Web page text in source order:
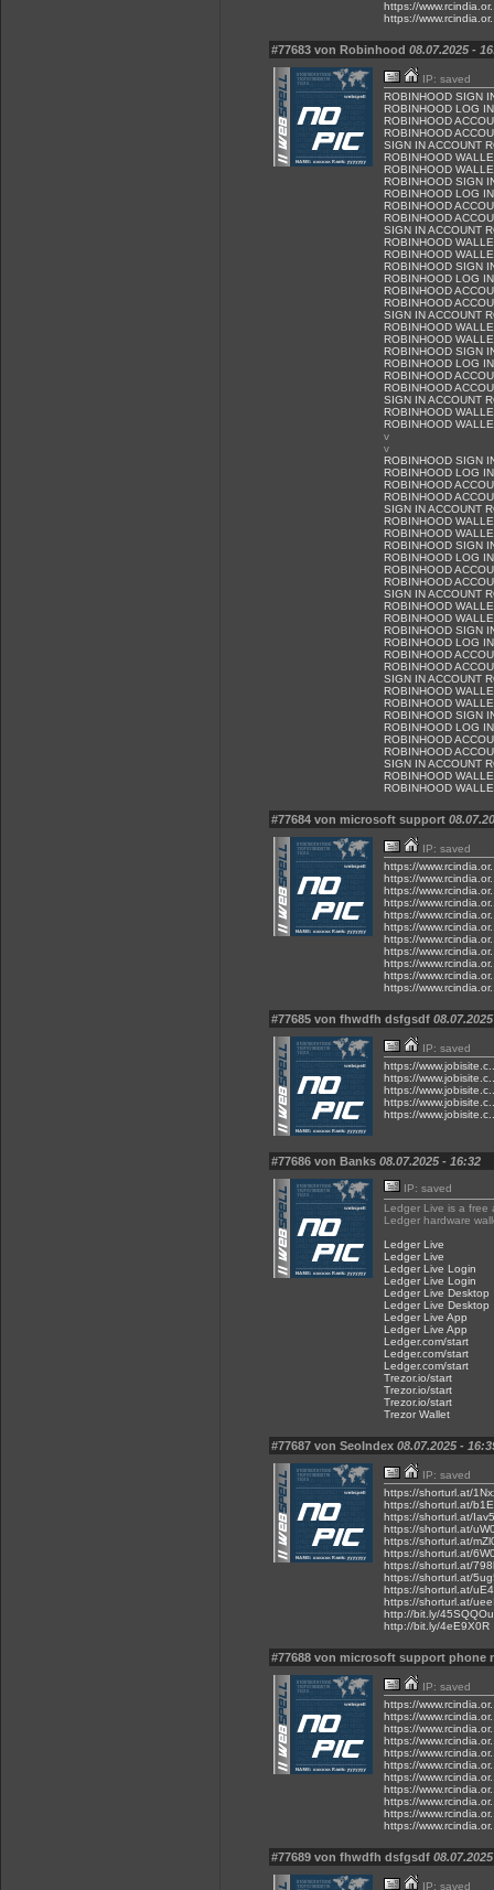
https://
https://
#77683 von Robinhood 08.07.2025 -
IP: saved
ROBINHOOD SIGN
ROBINHOOD LOG IN
ROBINHOOD
ROBINHOOD
SIGN IN ACCOUNT
ROBINHOOD
ROBINHOOD
ROBINHOOD SIGN
ROBINHOOD LOG IN
ROBINHOOD
ROBINHOOD
SIGN IN ACCOUNT
ROBINHOOD
ROBINHOOD
ROBINHOOD SIGN
ROBINHOOD LOG IN
ROBINHOOD
ROBINHOOD
SIGN IN ACCOUNT
ROBINHOOD
ROBINHOOD
ROBINHOOD SIGN
ROBINHOOD LOG IN
ROBINHOOD
ROBINHOOD
SIGN IN ACCOUNT
ROBINHOOD
ROBINHOOD
v
v
ROBINHOOD SIGN
ROBINHOOD LOG IN
ROBINHOOD
ROBINHOOD
SIGN IN ACCOUNT
ROBINHOOD
ROBINHOOD
ROBINHOOD SIGN
ROBINHOOD LOG IN
ROBINHOOD
ROBINHOOD
SIGN IN ACCOUNT
ROBINHOOD
ROBINHOOD
ROBINHOOD SIGN
ROBINHOOD LOG IN
ROBINHOOD
ROBINHOOD
SIGN IN ACCOUNT
ROBINHOOD
ROBINHOOD
ROBINHOOD SIGN
ROBINHOOD LOG IN
ROBINHOOD
ROBINHOOD
SIGN IN ACCOUNT
ROBINHOOD
ROBINHOOD
#77684 von microsoft support
IP: saved
https://
https://
https://
https://
https://
https://
https://
https://
https://
https://
https://
#77685 von fhwdfh dsfgsdf
IP: saved
https://
https://
https://
https://
https://
#77686 von Banks 08.07.2025 - 16:32
IP: saved
Ledger Live is a free
Ledger hardware
Ledger Live
Ledger Live
Ledger Live Login
Ledger Live Login
Ledger Live Desktop
Ledger Live Desktop
Ledger Live App
Ledger Live App
Ledger.com/start
Ledger.com/start
Ledger.com/start
Trezor.io/start
Trezor.io/start
Trezor.io/start
Trezor Wallet
#77687 von SeoIndex 08.07.2025 -
IP: saved
https://shorturl.at/
https://shorturl.at/
https://shorturl.at/
https://shorturl.at/
https://shorturl.at/
https://shorturl.at/
https://shorturl.at/
https://shorturl.at/
https://shorturl.at/
https://shorturl.at/
http://bit.ly/45SQQOu
http://bit.ly/4eE9X0R
#77688 von microsoft support phone
IP: saved
https://
https://
https://
https://
https://
https://
https://
https://
https://
https://
https://
#77689 von fhwdfh dsfgsdf
IP: saved